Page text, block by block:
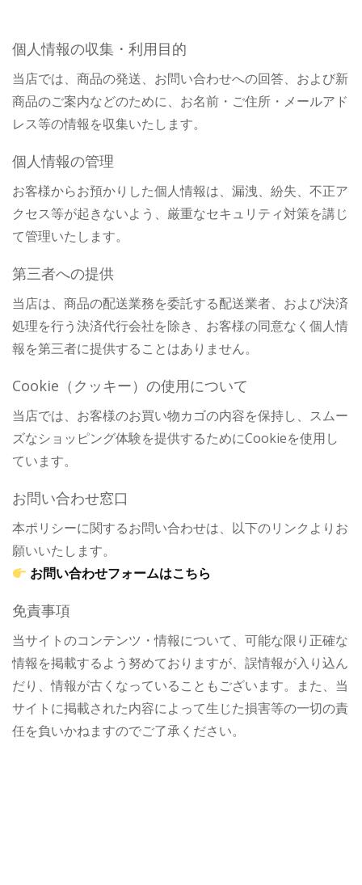
個人情報の収集・利用目的
当店では、商品の発送、お問い合わせへの回答、および新
商品のご案内などのために、お名前・ご住所・メールアド
レス等の情報を収集いたします。
個人情報の管理
お客様からお預かりした個人情報は、漏洩、紛失、不正ア
クセス等が起きないよう、厳重なセキュリティ対策を講じ
て管理いたします。
第三者への提供
当店は、商品の配送業務を委託する配送業者、および決済
処理を行う決済代行会社を除き、お客様の同意なく個人情
報を第三者に提供することはありません。
Cookie（クッキー）の使用について
当店では、お客様のお買い物カゴの内容を保持し、スムー
ズなショッピング体験を提供するためにCookieを使用し
ています。
お問い合わせ窓口
本ポリシーに関するお問い合わせは、以下のリンクよりお
願いいたします。
お問い合わせフォームはこちら
免責事項
当サイトのコンテンツ・情報について、可能な限り正確な
情報を掲載するよう努めておりますが、誤情報が入り込ん
だり、情報が古くなっていることもございます。また、当
サイトに掲載された内容によって生じた損害等の一切の責
任を負いかねますのでご了承ください。